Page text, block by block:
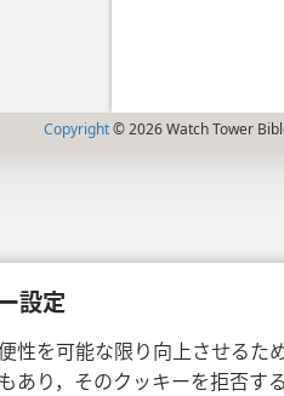
設定
性を可能な限り向上させるた
あり，そのクッキーを拒否す
Copyright© 2026 Watch Tower